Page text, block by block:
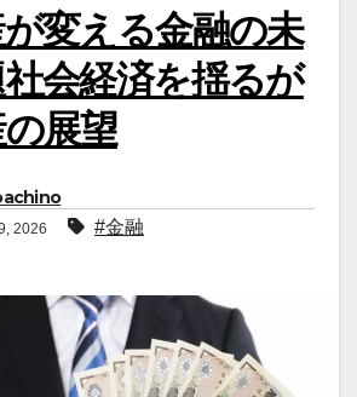
変える金融の未
会経済を揺るが
展望
2026 #金融